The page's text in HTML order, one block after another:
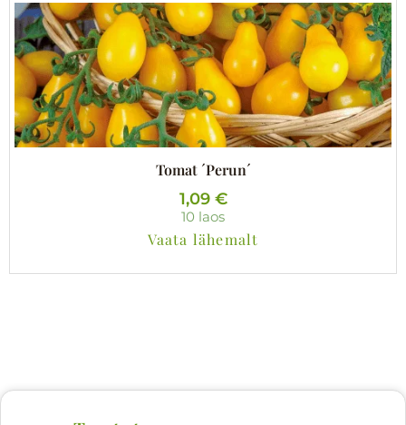
Tomat ´Perun´
1,09 €
10 laos
Vaata lähemalt